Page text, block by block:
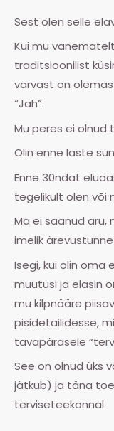
Sest olen selle
Kui mu
traditsioonilist
varvast on
“Jah”.
Mu peres ei olnud
Olin enne laste
Enne 30ndat
tegelikult olen või
Ma ei saanud aru,
imelik
Isegi, kui olin oma
muutusi ja elasin
mu kilpnääre
pisidetailidesse,
tavapärasele
See on olnud üks
jätkub) ja täna
terviseteekonnal.